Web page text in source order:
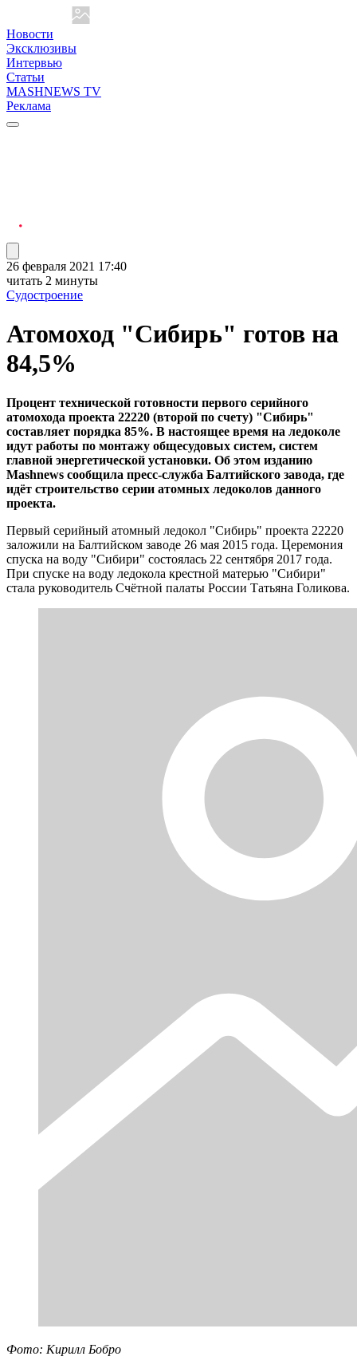
Новости
Эксклюзивы
Интервью
Статьи
MASHNEWS TV
Реклама
26 февраля 2021 17:40
читать 2 минуты
Судостроение
Атомоход "Сибирь" готов на
84,5%
Процент технической готовности первого серийного
атомохода проекта 22220 (второй по счету) "Сибирь"
составляет порядка 85%. В настоящее время на ледоколе
идут работы по монтажу общесудовых систем, систем
главной энергетической установки. Об этом изданию
Mashnews сообщила пресс-служба Балтийского завода, где
идёт строительство серии атомных ледоколов данного
проекта.
Первый серийный атомный ледокол "Сибирь" проекта 22220
заложили на Балтийском заводе 26 мая 2015 года. Церемония
спуска на воду "Сибири" состоялась 22 сентября 2017 года.
При спуске на воду ледокола крестной матерью "Сибири"
стала руководитель Счётной палаты России Татьяна Голикова.
Фото: Кирилл Бобро